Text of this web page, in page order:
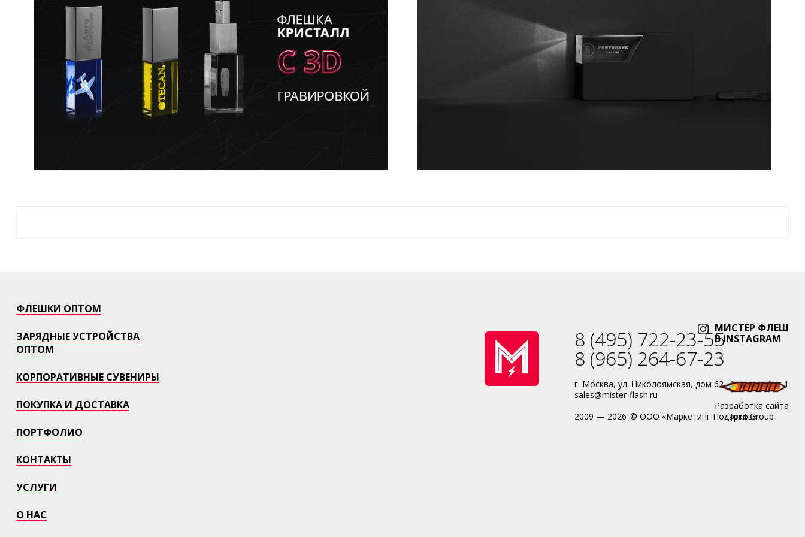
ФЛЕШКИ ОПТОМ
ЗАРЯДНЫЕ УСТРОЙСТВА
ОПТОМ
КОРПОРАТИВНЫЕ СУВЕНИРЫ
ПОКУПКА И ДОСТАВКА
ПОРТФОЛИО
КОНТАКТЫ
УСЛУГИ
О НАС
МИСТЕР ФЛЕШ
В INSTAGRAM
8 (495) 722-23-55
8 (965) 264-67-23
г. Москва, ул. Николоямская, дом 62, 4 этаж, офис 1
sales@mister-flash.ru
2009 — 2026 © ООО «Маркетинг Подарков»
Разработка сайта
-
Joint Group